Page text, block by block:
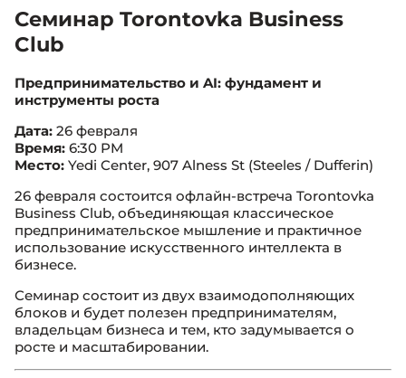
Семинар Torontovka Business
Club
Предпринимательство и AI: фундамент и
инструменты роста
Дата: 26 февраля
Время: 6:30 PM
Место: Yedi Center, 907 Alness St (Steeles / Dufferin)
26 февраля состоится офлайн-встреча Torontovka
Business Club, объединяющая классическое
предпринимательское мышление и практичное
использование искусственного интеллекта в
бизнесе.
Семинар состоит из двух взаимодополняющих
блоков и будет полезен предпринимателям,
владельцам бизнеса и тем, кто задумывается о
росте и масштабировании.